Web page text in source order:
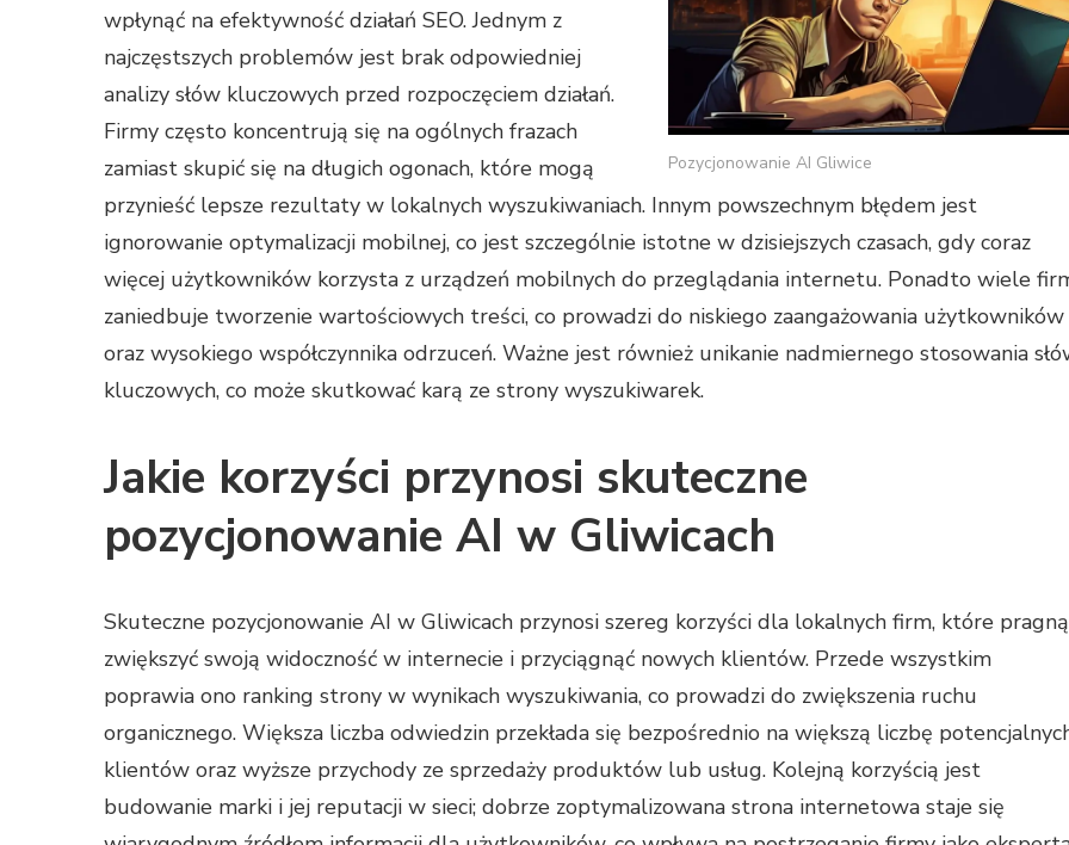
Pozycjonowanie AI Gliwice
wpłynąć na efektywność działań SEO. Jednym z
najczęstszych problemów jest brak odpowiedniej
analizy słów kluczowych przed rozpoczęciem działań.
Firmy często koncentrują się na ogólnych frazach
zamiast skupić się na długich ogonach, które mogą
przynieść lepsze rezultaty w lokalnych wyszukiwaniach. Innym powszechnym błędem jest
ignorowanie optymalizacji mobilnej, co jest szczególnie istotne w dzisiejszych czasach, gdy coraz
więcej użytkowników korzysta z urządzeń mobilnych do przeglądania internetu. Ponadto wiele
zaniedbuje tworzenie wartościowych treści, co prowadzi do niskiego zaangażowania użytkowników
oraz wysokiego współczynnika odrzuceń. Ważne jest również unikanie nadmiernego stosowania
kluczowych, co może skutkować karą ze strony wyszukiwarek.
Jakie korzyści przynosi skuteczne
pozycjonowanie AI w Gliwicach
Skuteczne pozycjonowanie AI w Gliwicach przynosi szereg korzyści dla lokalnych firm, które pragną
zwiększyć swoją widoczność w internecie i przyciągnąć nowych klientów. Przede wszystkim
poprawia ono ranking strony w wynikach wyszukiwania, co prowadzi do zwiększenia ruchu
organicznego. Większa liczba odwiedzin przekłada się bezpośrednio na większą liczbę
klientów oraz wyższe przychody ze sprzedaży produktów lub usług. Kolejną korzyścią jest
budowanie marki i jej reputacji w sieci; dobrze zoptymalizowana strona internetowa staje się